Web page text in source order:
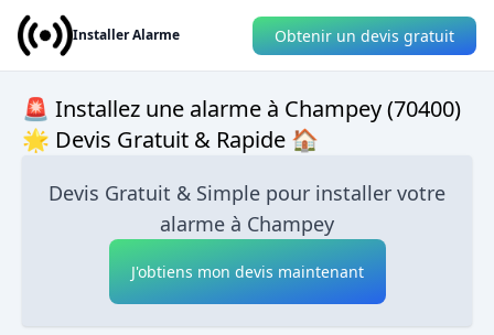
Installer Alarme Obtenir un devis gratuit
🚨 Installez une alarme à Champey (70400)
🌟 Devis Gratuit & Rapide 🏠
Devis Gratuit & Simple pour installer votre
alarme à Champey
J'obtiens mon devis maintenant